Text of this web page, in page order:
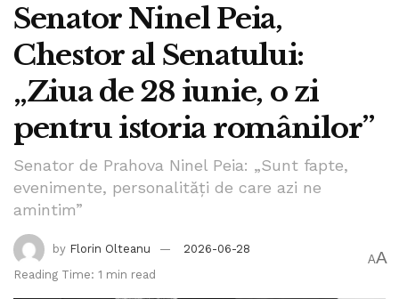
Senator Ninel Peia,
Chestor al Senatului:
„Ziua de 28 iunie, o zi
pentru istoria românilor”
Senator de Prahova Ninel Peia: „Sunt fapte,
evenimente, personalități de care azi ne
amintim”
by Florin Olteanu
2026-06-28
Reading Time: 1 min read
AA